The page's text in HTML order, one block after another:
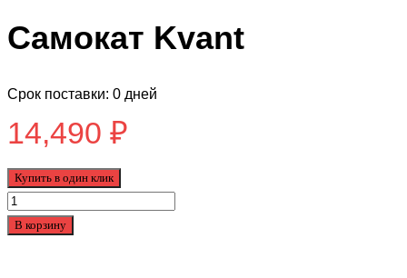
Самокат Kvant
Срок поставки: 0 дней
14,490 ₽
Купить в один клик
Количество
товара
В корзину